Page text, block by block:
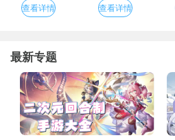
查看详情
查看详情
最新专题